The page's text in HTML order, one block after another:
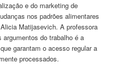
e do marketing de
nos padrões alimentares
Matijasevich. A professora
do trabalho é a
garantam o acesso regular a
processados.